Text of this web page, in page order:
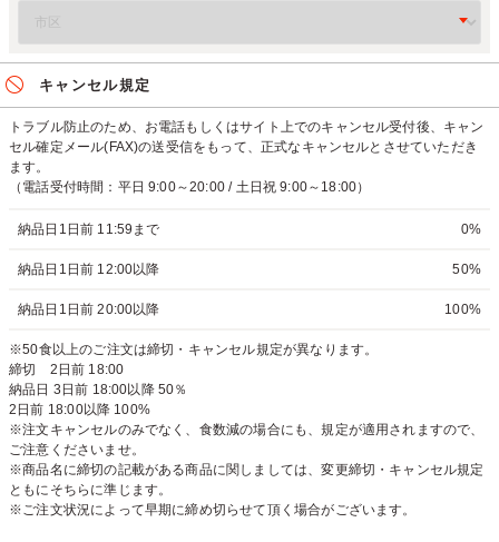
キャンセル規定
トラブル防止のため、お電話もしくはサイト上でのキャンセル受付後、キャン
セル確定メール(FAX)の送受信をもって、正式なキャンセルとさせていただき
ます。
（電話受付時間：平日 9:00～20:00 / 土日祝 9:00～18:00）
納品日1日前 11:59まで 0%
納品日1日前 12:00以降 50%
納品日1日前 20:00以降 100%
※50食以上のご注文は締切・キャンセル規定が異なります。
締切 2日前 18:00
納品日 3日前 18:00以降 50％
2日前 18:00以降 100%
※注文キャンセルのみでなく、食数減の場合にも、規定が適用されますので、
ご注意くださいませ。
※商品名に締切の記載がある商品に関しましては、変更締切・キャンセル規定
ともにそちらに準じます。
※ご注文状況によって早期に締め切らせて頂く場合がございます。